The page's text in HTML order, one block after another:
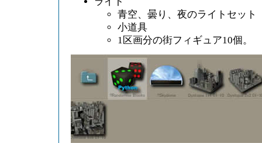
青空、曇り、夜のライトセット
小道具
1区画分の街フィギュア10個。